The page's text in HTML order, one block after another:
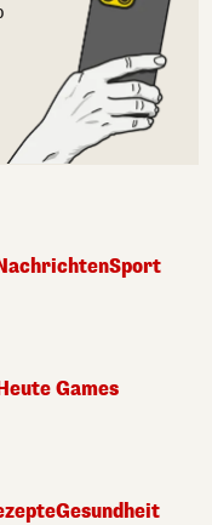
Sport
Games
Gesundheit